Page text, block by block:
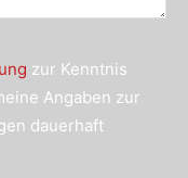
zur Kenntnis
Angaben zur
dauerhaft